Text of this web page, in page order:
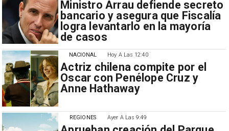
Ministro Arrau defiende secreto
bancario y asegura que Fiscalía
logra levantarlo en la mayoría
de casos
Hoy A Las 12:40
Actriz chilena compite por el
Oscar con Penélope Cruz y
Anne Hathaway
NACIONAL
Ayer A Las 9:49
REGIONES